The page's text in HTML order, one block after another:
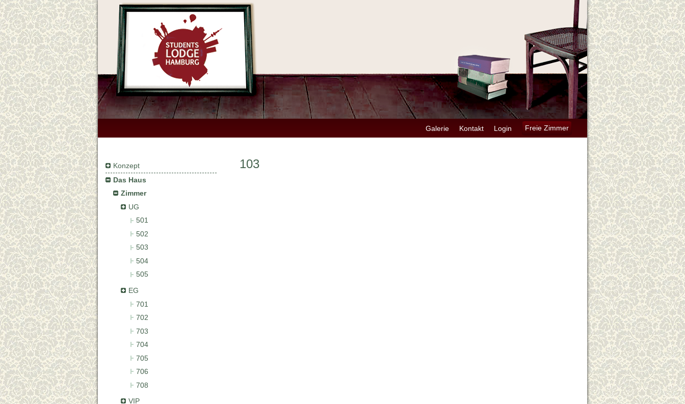
Freie Zimmer
Login
Kontakt
Galerie
Konzept
Das Haus
Zimmer
UG
501
502
503
504
505
EG
701
702
703
704
705
706
708
VIP
103